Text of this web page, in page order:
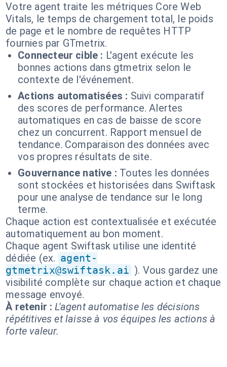
Votre agent traite les métriques Core Web
Vitals, le temps de chargement total, le poids
de page et le nombre de requêtes HTTP
fournies par GTmetrix.
Connecteur cible : L'agent exécute les
bonnes actions dans gtmetrix selon le
contexte de l'événement.
Actions automatisées : Suivi comparatif
des scores de performance. Alertes
automatiques en cas de baisse de score
chez un concurrent. Rapport mensuel de
tendance. Comparaison des données avec
vos propres résultats de site.
Gouvernance native : Toutes les données
sont stockées et historisées dans Swiftask
pour une analyse de tendance sur le long
terme.
Chaque action est contextualisée et exécutée
automatiquement au bon moment.
Chaque agent Swiftask utilise une identité
dédiée (ex. agent-
gtmetrix@swiftask.ai ). Vous gardez une
visibilité complète sur chaque action et chaque
message envoyé.
À retenir : L'agent automatise les décisions
répétitives et laisse à vos équipes les actions à
forte valeur.